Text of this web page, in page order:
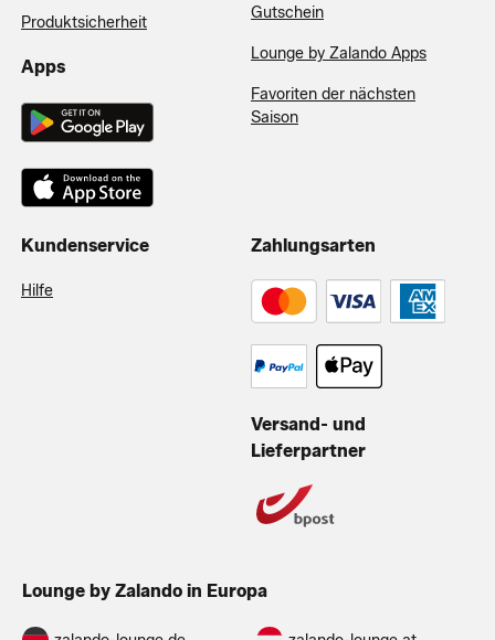
Produktsicherheit
Apps
Gutschein
Lounge by Zalando Apps
Favoriten der nächsten
Saison
Kundenservice
Hilfe
Zahlungsarten
Versand- und
Lieferpartner
Lounge by Zalando in Europa